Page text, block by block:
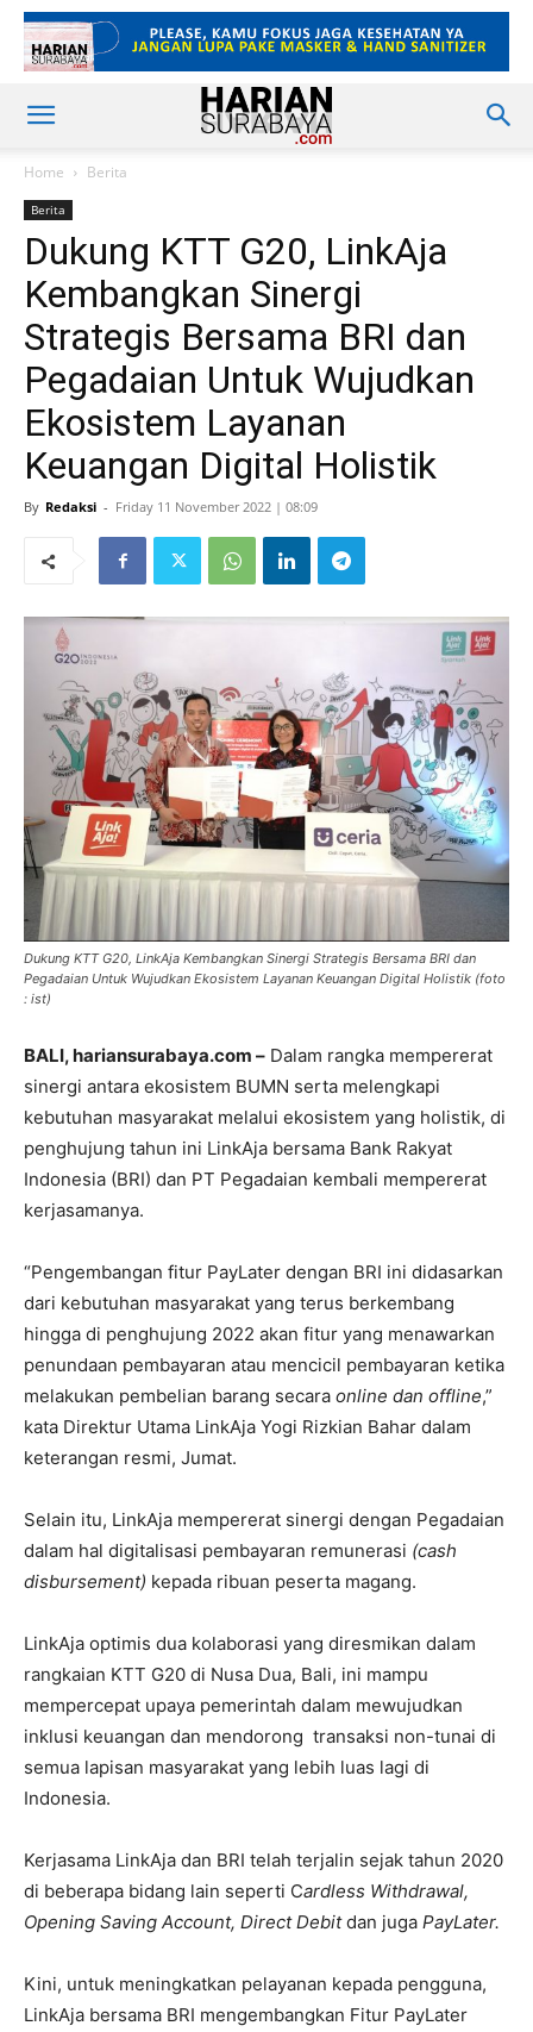
Home Berita
Berita
Dukung KTT G20, LinkAja
Kembangkan Sinergi
Strategis Bersama BRI dan
Pegadaian Untuk Wujudkan
Ekosistem Layanan
Keuangan Digital Holistik
By Redaksi - Friday 11 November 2022 | 08:09
Dukung KTT G20, LinkAja Kembangkan Sinergi Strategis Bersama BRI dan
Pegadaian Untuk Wujudkan Ekosistem Layanan Keuangan Digital Holistik (foto
: ist)
BALI, hariansurabaya.com – Dalam rangka mempererat
sinergi antara ekosistem BUMN serta melengkapi
kebutuhan masyarakat melalui ekosistem yang holistik, di
penghujung tahun ini LinkAja bersama Bank Rakyat
Indonesia (BRI) dan PT Pegadaian kembali mempererat
kerjasamanya.
“Pengembangan fitur PayLater dengan BRI ini didasarkan
dari kebutuhan masyarakat yang terus berkembang
hingga di penghujung 2022 akan fitur yang menawarkan
penundaan pembayaran atau mencicil pembayaran ketika
melakukan pembelian barang secara online dan offline,”
kata Direktur Utama LinkAja Yogi Rizkian Bahar dalam
keterangan resmi, Jumat.
Selain itu, LinkAja mempererat sinergi dengan Pegadaian
dalam hal digitalisasi pembayaran remunerasi (cash
disbursement) kepada ribuan peserta magang.
LinkAja optimis dua kolaborasi yang diresmikan dalam
rangkaian KTT G20 di Nusa Dua, Bali, ini mampu
mempercepat upaya pemerintah dalam mewujudkan
inklusi keuangan dan mendorong transaksi non-tunai di
semua lapisan masyarakat yang lebih luas lagi di
Indonesia.
Kerjasama LinkAja dan BRI telah terjalin sejak tahun 2020
di beberapa bidang lain seperti Cardless Withdrawal,
Opening Saving Account, Direct Debitdan juga PayLater.
Kini, untuk meningkatkan pelayanan kepada pengguna,
LinkAja bersama BRI mengembangkan Fitur PayLater